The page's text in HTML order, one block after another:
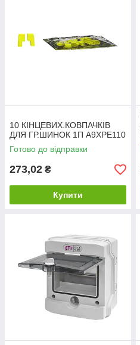
10 КІНЦЕВИХ.КОВПАЧКІВ
ДЛЯ ГР.ШИНОК 1П A9XPE110
Готово до відправки
273,02 ₴
Купити